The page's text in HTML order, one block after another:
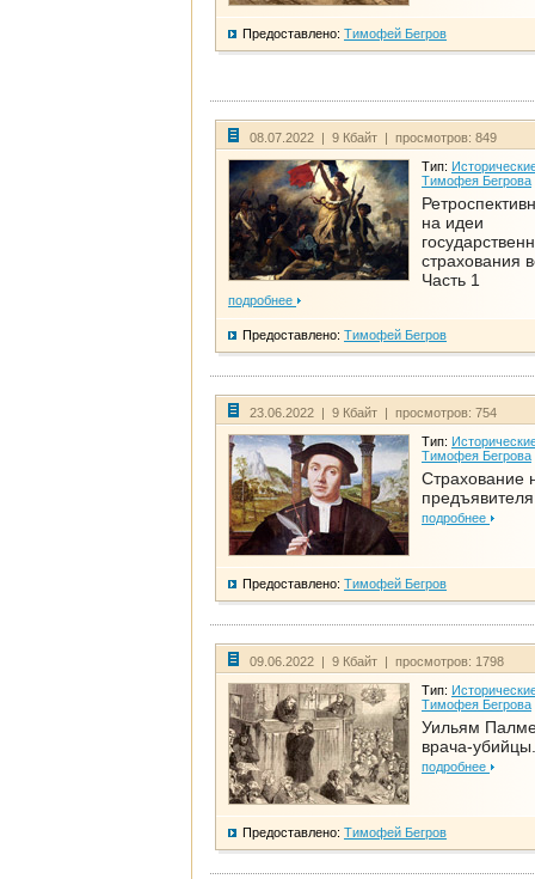
Предоставлено: Тимофей Бегров
08.07.2022 | 9 Кбайт | просмотров: 849
Тип:
Тимофея Бегрова
на идеи
страхования
Часть 1
подробнее
Предоставлено: Тимофей Бегров
23.06.2022 | 9 Кбайт | просмотров: 754
Тип:
Тимофея Бегрова
Страхование
предъявителя
подробнее
Предоставлено: Тимофей Бегров
09.06.2022 | 9 Кбайт | просмотров: 1798
Тип:
Тимофея Бегрова
Уильям
врача-
подробнее
Предоставлено: Тимофей Бегров